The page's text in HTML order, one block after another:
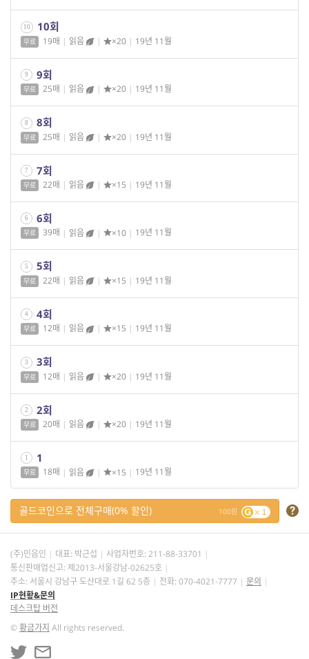
10 10회
무료 19매 | 읽음 | ×20 | 19년 11월
9 9회
무료 25매 | 읽음 | ×20 | 19년 11월
8 8회
무료 25매 | 읽음 | ×20 | 19년 11월
7 7회
무료 22매 | 읽음 | ×15 | 19년 11월
6 6회
무료 39매 | 읽음 | ×10 | 19년 11월
5 5회
무료 22매 | 읽음 | ×15 | 19년 11월
4 4회
무료 12매 | 읽음 | ×15 | 19년 11월
3 3회
무료 12매 | 읽음 | ×20 | 19년 11월
2 2회
무료 20매 | 읽음 | ×20 | 19년 11월
1 1
무료 18매 | 읽음 | ×15 | 19년 11월
100 1
골드코인으로 전체구매(0% 할인)
(주)민음인 대표: 박근섭 사업자번호: 211-88-33701
통신판매업신고: 제2013-서울강남-02625호
주소: 서울시 강남구 도산대로 1길 62 5층
전화: 070-4021-7777
문의
IP현황&문의
데스크탑 버전
©황금가지 All rights reserved.